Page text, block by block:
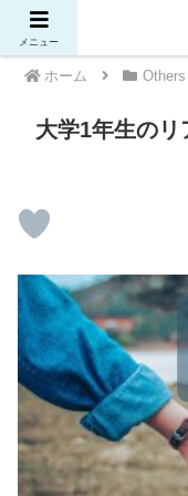
ホーム Others
大学1年生の
メニュー